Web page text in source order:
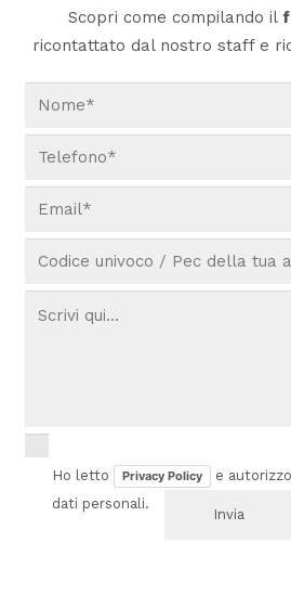
Scopri come compilando il
ricontattato dal nostro staff e
Ho letto Privacy Policy
e
dati personali.